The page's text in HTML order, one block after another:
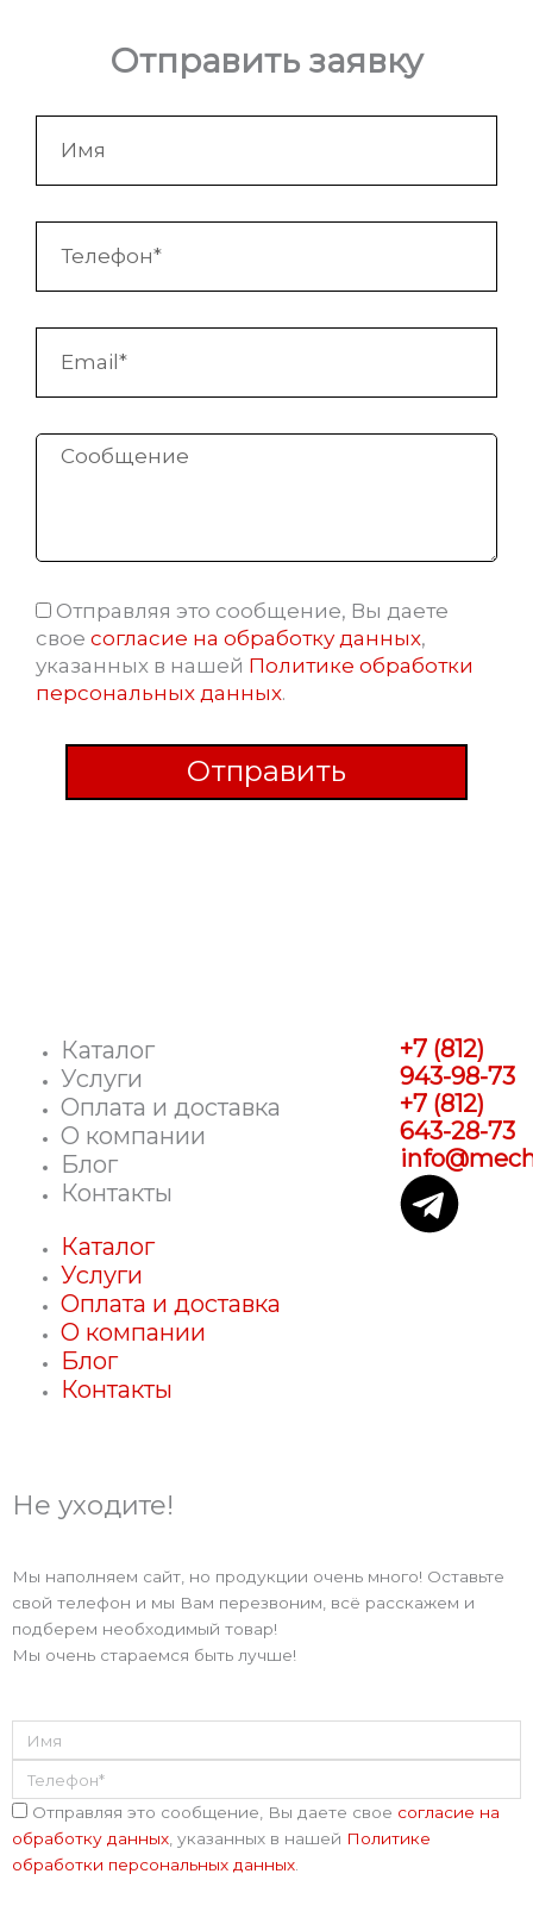
Отправить заявку
Сообщение
Соглашение
Отправляя это сообщение, Вы даете
свое согласие на обработку данных,
указанных в нашей Политике обработки
персональных данных.
Отправить
Каталог
Услуги
Оплата и доставка
О компании
Блог
Контакты
Каталог
Услуги
Оплата и доставка
О компании
Блог
Контакты
+7 (812)
943-98-73
+7 (812)
643-28-73
T
a
m
Не уходите!
Мы наполняем сайт, но продукции очень много! Оставьте
свой телефон и мы Вам перезвоним, всё расскажем и
подберем необходимый товар!
Мы очень стараемся быть лучше!
Имя
Телефон
Соглашение
Отправляя это сообщение, Вы даете свое согласие на
обработку данных, указанных в нашей Политике
обработки персональных данных.